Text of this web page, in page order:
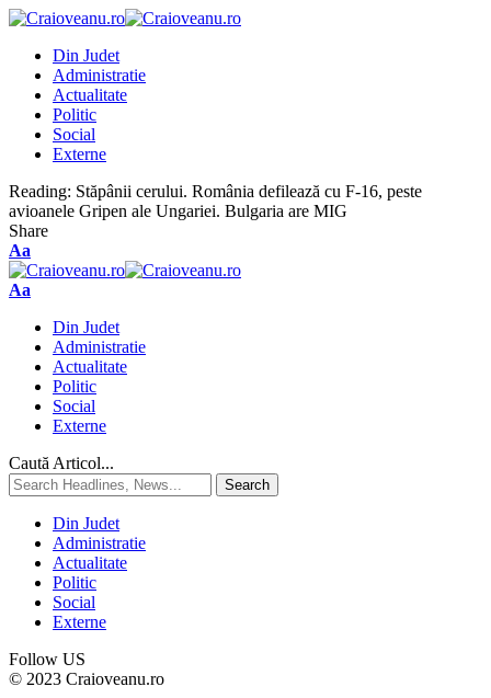
Din Judet
Administratie
Actualitate
Politic
Social
Externe
Reading: Stăpânii cerului. România defilează cu F-16, peste
avioanele Gripen ale Ungariei. Bulgaria are MIG
Share
Aa
Aa
Din Judet
Administratie
Actualitate
Politic
Social
Externe
Caută Articol...
Din Judet
Administratie
Actualitate
Politic
Social
Externe
Follow US
© 2023 Craioveanu.ro